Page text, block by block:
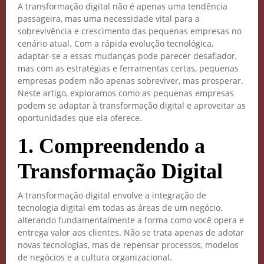
A transformação digital não é apenas uma tendência
passageira, mas uma necessidade vital para a
sobrevivência e crescimento das pequenas empresas no
cenário atual. Com a rápida evolução tecnológica,
adaptar-se a essas mudanças pode parecer desafiador,
mas com as estratégias e ferramentas certas, pequenas
empresas podem não apenas sobreviver, mas prosperar.
Neste artigo, exploramos como as pequenas empresas
podem se adaptar à transformação digital e aproveitar as
oportunidades que ela oferece.
1. Compreendendo a
Transformação Digital
A transformação digital envolve a integração de
tecnologia digital em todas as áreas de um negócio,
alterando fundamentalmente a forma como você opera e
entrega valor aos clientes. Não se trata apenas de adotar
novas tecnologias, mas de repensar processos, modelos
de negócios e a cultura organizacional.